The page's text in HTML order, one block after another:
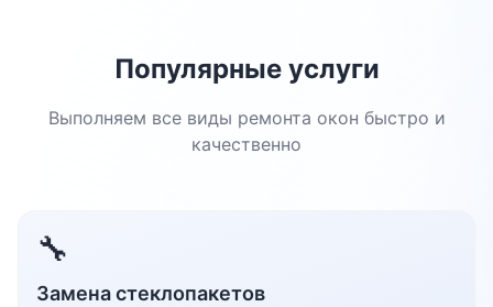
Популярные услуги
Выполняем все виды ремонта окон быстро и
качественно
🔧
Замена стеклопакетов